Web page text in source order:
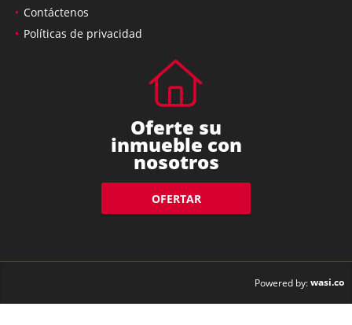
Contáctenos
Políticas de privacidad
Oferte su
inmueble con
nosotros
OFERTAR
Powered by:wasi.co